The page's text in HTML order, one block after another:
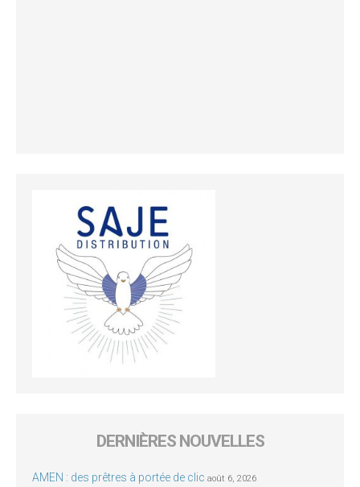
DERNIÈRES NOUVELLES
AMEN : des prêtres à portée de clic août 6, 2026